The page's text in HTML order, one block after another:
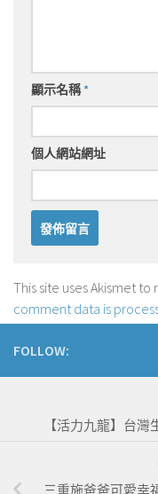
顯示名稱*
個人網站網址
This site uses Akismet to
comment data is
FOLLOW:
【活力九龍】台
三重施爸爸可愛幸